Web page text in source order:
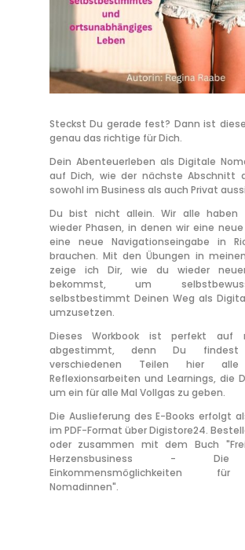
Steckst Du gerade fest? Dann ist
genau das richtige für Dich.
Dein Abenteuerleben als Digitale
auf Dich, wie der nächste Abschnitt
sowohl im Business als auch Privat
Du bist nicht allein. Wir alle haben
wieder Phasen, in denen wir eine
eine neue Navigationseingabe in
brauchen. Mit den Übungen in
zeige ich Dir, wie du wieder
bekommst, um
selbstbestimmt Deinen Weg als
umzusetzen.
Dieses Workbook ist perfekt auf
abgestimmt, denn Du
verschiedenen Teilen hier alle
Reflexionsarbeiten und Learnings, die
um ein für alle Mal Vollgas zu geben.
Die Auslieferung des E-Books erfolgt
im PDF-Format über Digistore24.
oder zusammen mit dem Buch
Herzensbusiness - Die
Einkommensmöglichkeiten
Nomadinnen".